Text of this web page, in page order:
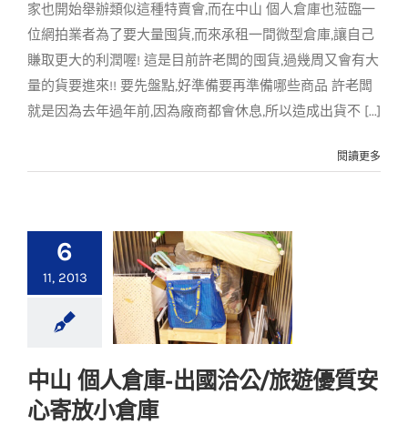
家也開始舉辦類似這種特賣會,而在中山 個人倉庫也蒞臨一
位網拍業者為了要大量囤貨,而來承租一間微型倉庫,讓自己
賺取更大的利潤喔! 這是目前許老闆的囤貨,過幾周又會有大
量的貨要進來!! 要先盤點,好準備要再準備哪些商品 許老闆
就是因為去年過年前,因為廠商都會休息,所以造成出貨不 [...]
閱讀更多
6
11, 2013
中山 個人倉庫-出國洽
公/旅遊優質安心寄放
中山 個人倉庫-出國洽公/旅遊優質安
心寄放小倉庫